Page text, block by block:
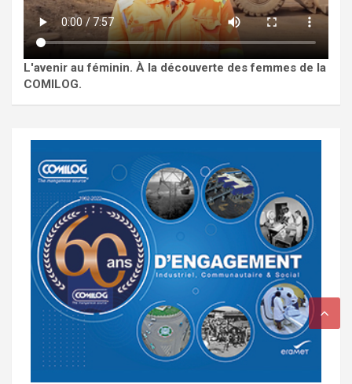
L'avenir au féminin. À la découverte des femmes de la
COMILOG.